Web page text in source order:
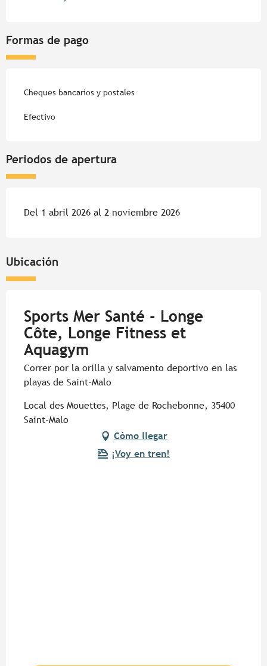
Formas de pago
Cheques bancarios y postales
Efectivo
Periodos de apertura
Del 1 abril 2026 al 2 noviembre 2026
Ubicación
Sports Mer Santé - Longe
Côte, Longe Fitness et
Aquagym
Correr por la orilla y salvamento deportivo en las
playas de Saint-Malo
Local des Mouettes, Plage de Rochebonne, 35400
Saint-Malo
Cómo llegar
¡Voy en tren!